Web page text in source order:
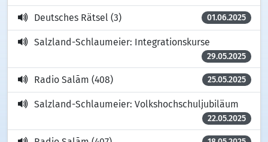
Deutsches Rätsel (3) 01.06.2025
Salzland-Schlaumeier: Integrationskurse
29.05.2025
Radio Salām (408) 25.05.2025
Salzland-Schlaumeier: Volkshochschuljubiläum
22.05.2025